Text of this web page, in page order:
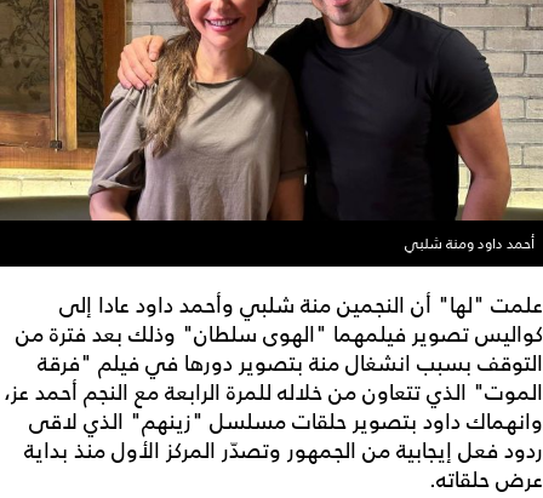
أحمد داود ومنة شلبي
علمت "لها" أن النجمين منة شلبي وأحمد داود عادا إلى
كواليس تصوير فيلمهما "الهوى سلطان" وذلك بعد فترة من
التوقف بسبب انشغال منة بتصوير دورها في فيلم "فرقة
الموت" الذي تتعاون من خلاله للمرة الرابعة مع النجم أحمد عز،
وانهماك داود بتصوير حلقات مسلسل "زينهم" الذي لاقى
ردود فعل إيجابية من الجمهور وتصدّر المركز الأول منذ بداية
عرض حلقاته.